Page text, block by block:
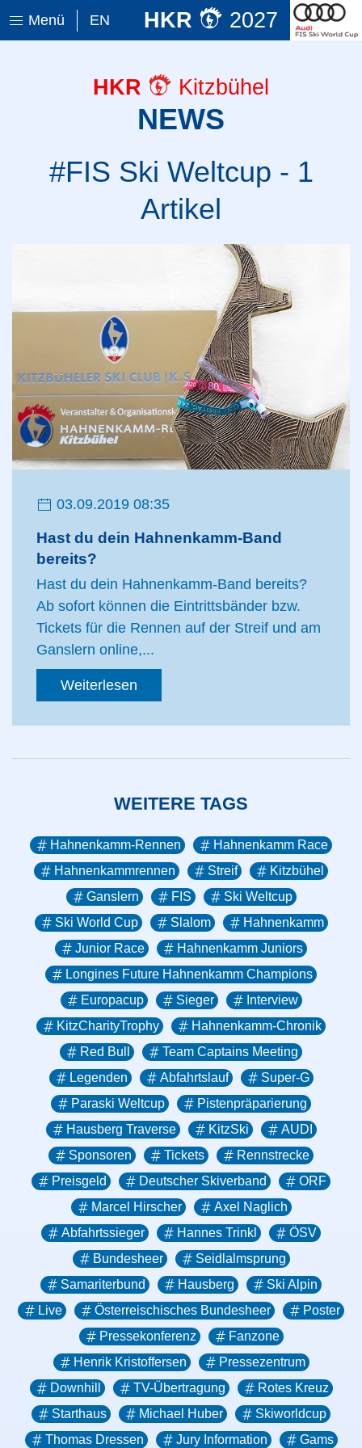
Menü EN HKR 2027
HKR Kitzbühel
NEWS
#FIS Ski Weltcup - 1
Artikel
03.09.2019 08:35
Hast du dein Hahnenkamm-Band
bereits?
Hast du dein Hahnenkamm-Band bereits?
Ab sofort können die Eintrittsbänder bzw.
Tickets für die Rennen auf der Streif und am
Ganslern online,...
Weiterlesen
WEITERE TAGS
Hahnenkamm-Rennen
Hahnenkamm Race
Hahnenkammrennen
Streif
Kitzbühel
Ganslern
FIS
Ski Weltcup
Ski World Cup
Slalom
Hahnenkamm
Junior Race
Hahnenkamm Juniors
Longines Future Hahnenkamm Champions
Europacup
Sieger
Interview
KitzCharityTrophy
Hahnenkamm-Chronik
Red Bull
Team Captains Meeting
Legenden
Abfahrtslauf
Super-G
Paraski Weltcup
Pistenpräparierung
Hausberg Traverse
KitzSki
AUDI
Sponsoren
Tickets
Rennstrecke
Preisgeld
Deutscher Skiverband
ORF
Marcel Hirscher
Axel Naglich
Abfahrtssieger
Hannes Trinkl
ÖSV
Bundesheer
Seidlalmsprung
Samariterbund
Hausberg
Ski Alpin
Live
Österreischisches Bundesheer
Poster
Pressekonferenz
Fanzone
Henrik Kristoffersen
Pressezentrum
Downhill
TV-Übertragung
Rotes Kreuz
Starthaus
Michael Huber
Skiworldcup
Thomas Dressen
Jury Information Gams